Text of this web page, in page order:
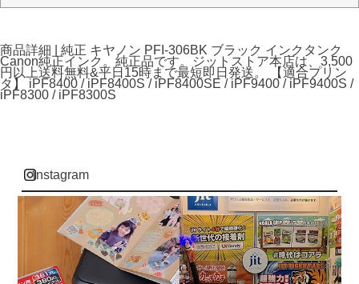
商品詳細 | 純正 キヤノン PFI-306BK ブラック インクタンク
Canon純正インク。純正品です。ジットストア本店は、3,500
円以上送料無料&平日15時まで最短即日発送。 【適合プリン
タ】 iPF8400 / iPF8400S / iPF8400SE / iPF9400 / iPF9400S /
iPF8300 / iPF8300S
instagram